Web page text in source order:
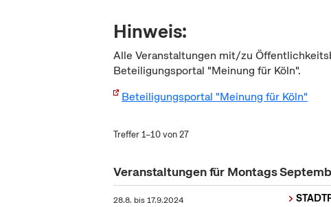
Hinweis:
Alle Veranstaltungen mit/zu
Beteiligungsportal "Meinung für Köln".
Beteiligungsportal "Meinung für Köln"
Treffer 1–10 von 27
Veranstaltungen für Montags
28.8. bis17.9.2024